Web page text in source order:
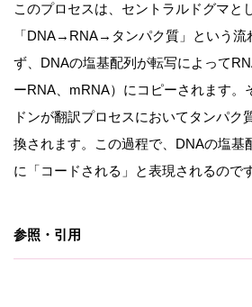
このプロセスは、セントラルドグマと
「DNA→RNA→タンパク質」という流
ず、DNAの塩基配列が転写によって
ーRNA、mRNA）にコピーされます。
ドンが翻訳プロセスにおいてタンパク
換されます。この過程で、DNAの塩基
に「コードされる」と表現されるので
参照・引用